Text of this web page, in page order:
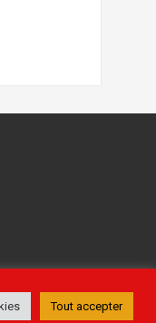
Tout accepter